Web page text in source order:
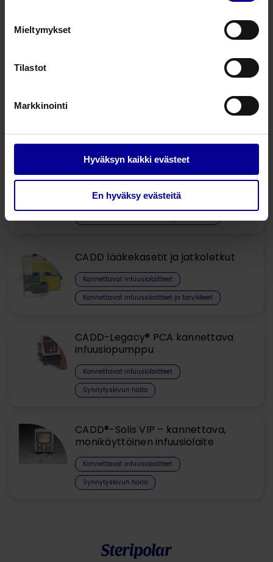
Mieltymykset
Tilastot
Markkinointi
Hyväksyn kaikki evästeet
En hyväksy evästeitä
21738424
Letkusto 312 cm, keltaraitainen
Liittyvät tuotteet
CADD-Solis VIP lisätarvikkeet
Kannettavat infuusiolaitteet
CADD lääkekasetit ja jatkoletkut
Kannettavat infuusiolaitteet
Kannettavat infuusiolaitteet ja tarvikkeet
CADD-Legacy® PCA kannettava
infuusiopumppu
Kannettavat infuusiolaitteet
Synnytyskivun hoito
CADD®-Solis VIP – kannettava,
monikäyttöinen infuusiolaite
Kannettavat infuusiolaitteet
Synnytyskivun hoito